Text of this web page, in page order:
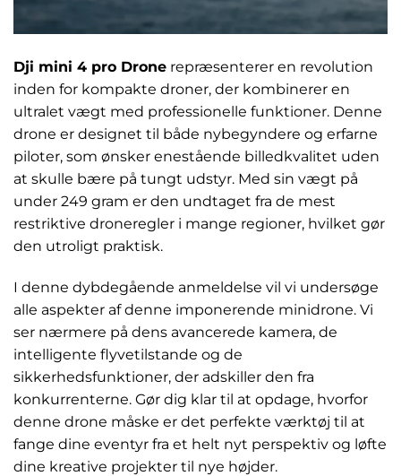
Dji mini 4 pro Drone repræsenterer en revolution
inden for kompakte droner, der kombinerer en
ultralet vægt med professionelle funktioner. Denne
drone er designet til både nybegyndere og erfarne
piloter, som ønsker enestående billedkvalitet uden
at skulle bære på tungt udstyr. Med sin vægt på
under 249 gram er den undtaget fra de mest
restriktive droneregler i mange regioner, hvilket gør
den utroligt praktisk.
I denne dybdegående anmeldelse vil vi undersøge
alle aspekter af denne imponerende minidrone. Vi
ser nærmere på dens avancerede kamera, de
intelligente flyvetilstande og de
sikkerhedsfunktioner, der adskiller den fra
konkurrenterne. Gør dig klar til at opdage, hvorfor
denne drone måske er det perfekte værktøj til at
fange dine eventyr fra et helt nyt perspektiv og løfte
dine kreative projekter til nye højder.